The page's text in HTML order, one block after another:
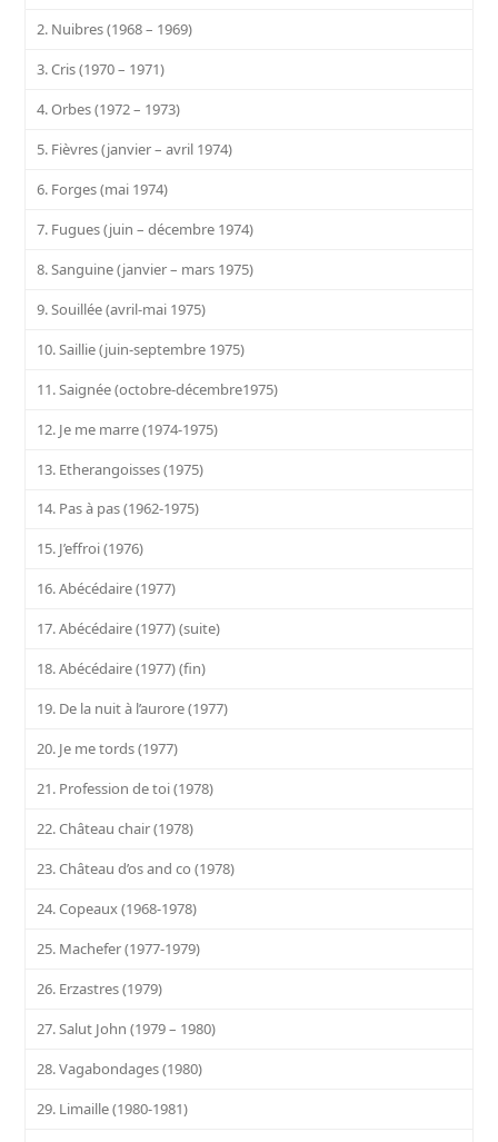
2. Nuibres (1968 – 1969)
3. Cris (1970 – 1971)
4. Orbes (1972 – 1973)
5. Fièvres (janvier – avril 1974)
6. Forges (mai 1974)
7. Fugues (juin – décembre 1974)
8. Sanguine (janvier – mars 1975)
9. Souillée (avril-mai 1975)
10. Saillie (juin-septembre 1975)
11. Saignée (octobre-décembre1975)
12. Je me marre (1974-1975)
13. Etherangoisses (1975)
14. Pas à pas (1962-1975)
15. J’effroi (1976)
16. Abécédaire (1977)
17. Abécédaire (1977) (suite)
18. Abécédaire (1977) (fin)
19. De la nuit à l’aurore (1977)
20. Je me tords (1977)
21. Profession de toi (1978)
22. Château chair (1978)
23. Château d’os and co (1978)
24. Copeaux (1968-1978)
25. Machefer (1977-1979)
26. Erzastres (1979)
27. Salut John (1979 – 1980)
28. Vagabondages (1980)
29. Limaille (1980-1981)